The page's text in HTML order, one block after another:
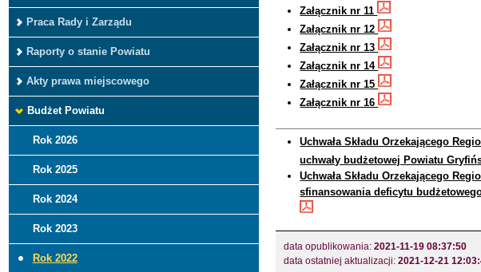
Praca Rady i Zarządu
Raporty o stanie Powiatu
Akty prawa miejscowego
Budżet Powiatu
Rok 2026
Rok 2025
Rok 2024
Rok 2023
Rok 2022
Załącznik nr 11
Załącznik nr 12
Załącznik nr 13
Załącznik nr 14
Załącznik nr 15
Załącznik nr 16
Uchwała Składu Orzekającego
uchwały budżetowej Powiatu
Uchwała Składu Orzekającego
sfinansowania deficytu
data opublikowania:2021-11-19 08:37:50
data ostatniej aktualizacji:2021-12-21